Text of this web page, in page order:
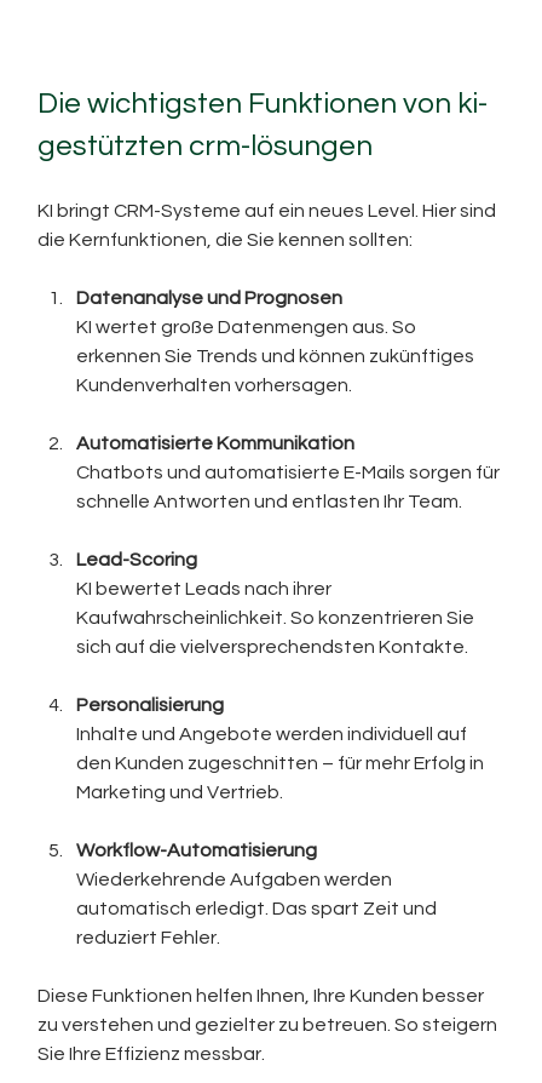
Die wichtigsten Funktionen von ki-
gestützten crm-lösungen
KI bringt CRM-Systeme auf ein neues Level. Hier sind
die Kernfunktionen, die Sie kennen sollten:
Datenanalyse und Prognosen
KI wertet große Datenmengen aus. So
erkennen Sie Trends und können zukünftiges
Kundenverhalten vorhersagen.
Automatisierte Kommunikation
Chatbots und automatisierte E-Mails sorgen für
schnelle Antworten und entlasten Ihr Team.
Lead-Scoring
KI bewertet Leads nach ihrer
Kaufwahrscheinlichkeit. So konzentrieren Sie
sich auf die vielversprechendsten Kontakte.
Personalisierung
Inhalte und Angebote werden individuell auf
den Kunden zugeschnitten – für mehr Erfolg in
Marketing und Vertrieb.
Workflow-Automatisierung
Wiederkehrende Aufgaben werden
automatisch erledigt. Das spart Zeit und
reduziert Fehler.
Diese Funktionen helfen Ihnen, Ihre Kunden besser
zu verstehen und gezielter zu betreuen. So steigern
Sie Ihre Effizienz messbar.